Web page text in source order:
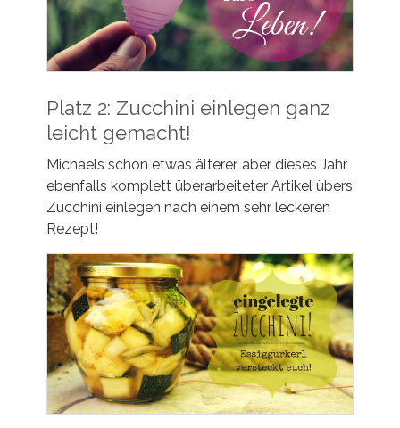
Platz 2: Zucchini einlegen ganz
leicht gemacht!
Michaels schon etwas älterer, aber dieses Jahr
ebenfalls komplett überarbeiteter Artikel übers
Zucchini einlegen nach einem sehr leckeren
Rezept!